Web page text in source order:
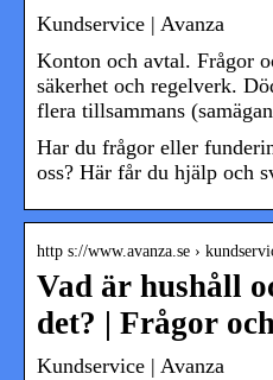
Kundservice | Avanza
Konton och avtal. Frågor
säkerhet och regelverk.
flera tillsammans
Har du frågor eller
oss? Här får du hjälp och
http s://www.avanza.se ›
Vad är hushåll
det? | Frågor
Kundservice | Avanza